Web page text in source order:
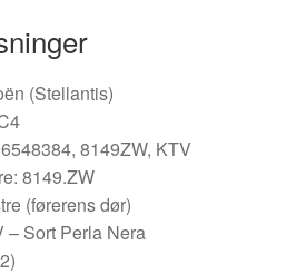
(Stellantis)
8149ZW, KTV
8149.ZW
(førerens dør)
– Sort Perla Nera